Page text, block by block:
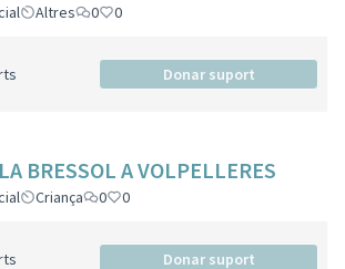
Altres 0 0
Donar suport
BRESSOL A VOLPELLERES
Criança 0 0
Donar suport